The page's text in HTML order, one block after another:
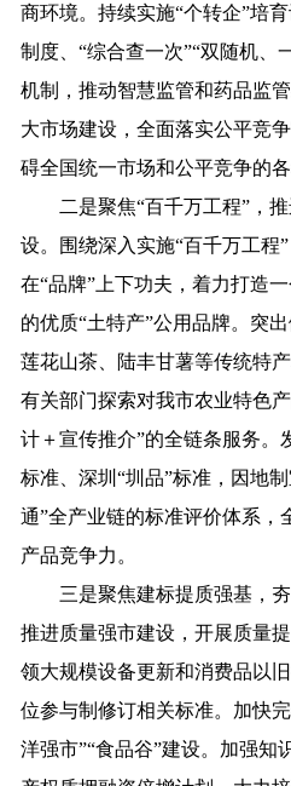
商环境。持续实施“个转企”培
制度、“综合查一次”“双随机、
机制，推动智慧监管和药品监
大市场建设，全面落实公平竞
碍全国统一市场和公平竞争的各
二是聚焦“百千万工程”，推
设。围绕深入实施“百千万工程”
在“品牌”上下功夫，着力打造
的优质“土特产”公用品牌。突
莲花山茶、陆丰甘薯等传统特
有关部门探索对我市农业特色
计＋宣传推介”的全链条服务。
标准、深圳“圳品”标准，因地
通”全产业链的标准评价体系，
产品竞争力。
三是聚焦建标提质强基，夯
推进质量强市建设，开展质量
领大规模设备更新和消费品以
位参与制修订相关标准。加快
洋强市”“食品谷”建设。加强知